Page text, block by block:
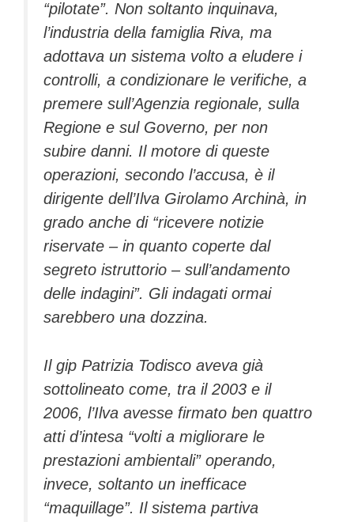
“pilotate”. Non soltanto inquinava,
l’industria della famiglia Riva, ma
adottava un sistema volto a eludere i
controlli, a condizionare le verifiche, a
premere sull’Agenzia regionale, sulla
Regione e sul Governo, per non
subire danni. Il motore di queste
operazioni, secondo l’accusa, è il
dirigente dell’Ilva Girolamo Archinà, in
grado anche di “ricevere notizie
riservate – in quanto coperte dal
segreto istruttorio – sull’andamento
delle indagini”. Gli indagati ormai
sarebbero una dozzina.
Il gip Patrizia Todisco aveva già
sottolineato come, tra il 2003 e il
2006, l’Ilva avesse firmato ben quattro
atti d’intesa “volti a migliorare le
prestazioni ambientali” operando,
invece, soltanto un inefficace
“maquillage”. Il sistema partiva